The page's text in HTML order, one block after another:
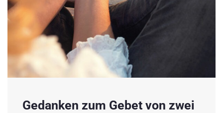
Gedanken zum Gebet von zwei